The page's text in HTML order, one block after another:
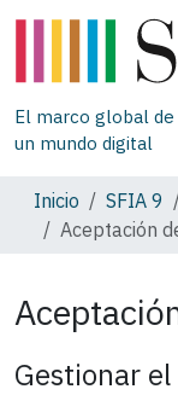
El marco global
un mundo digital
Inicio SFIA 9
Aceptación
Gestionar